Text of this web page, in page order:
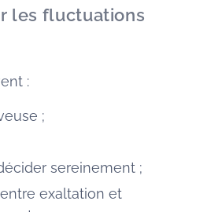
les fluctuations
:
;
sereinement ;
exaltation et